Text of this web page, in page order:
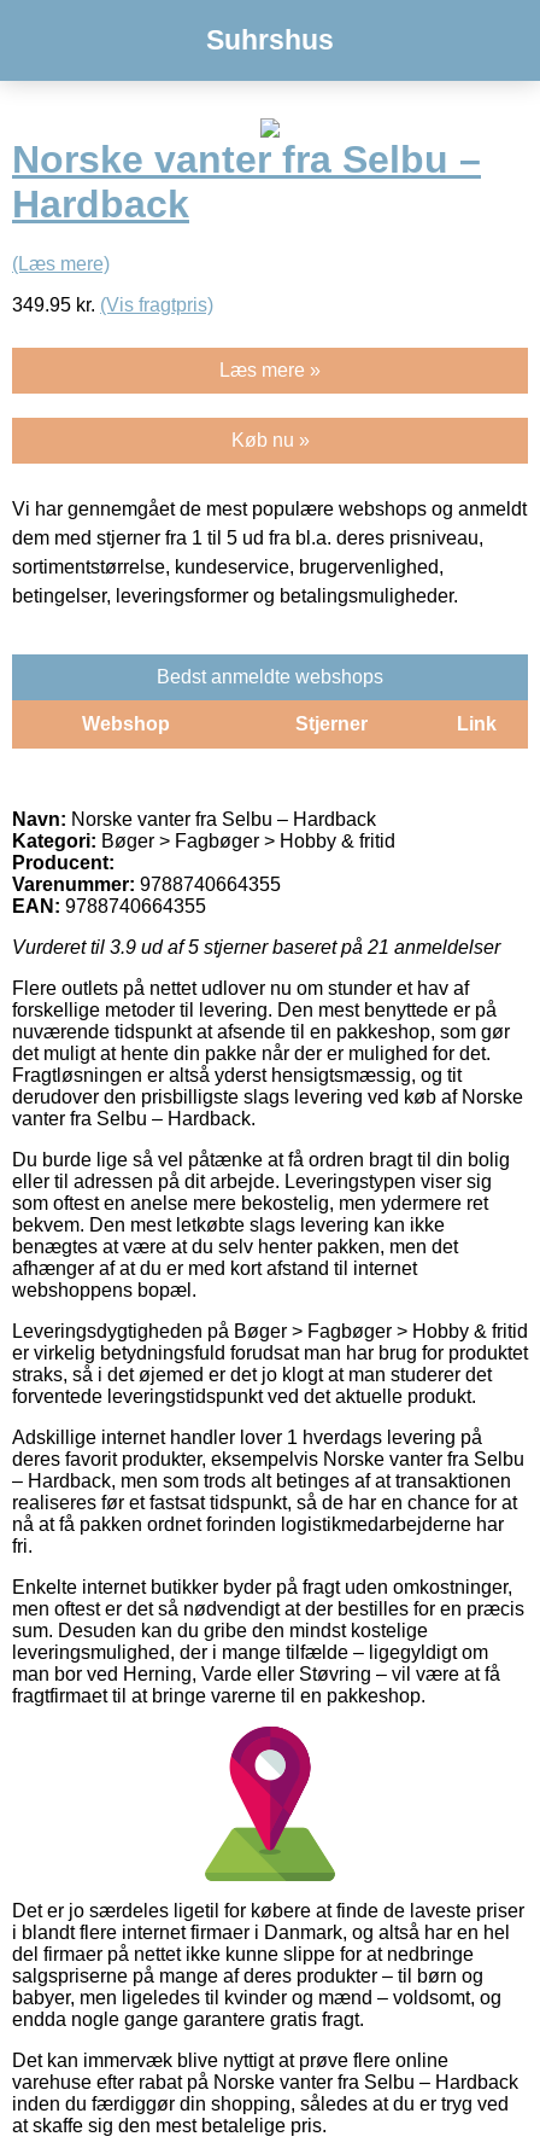
Suhrshus
Norske vanter fra Selbu –
Hardback
(Læs mere)
349.95 kr. (Vis fragtpris)
Læs mere »
Køb nu »
Vi har gennemgået de mest populære webshops og anmeldt
dem med stjerner fra 1 til 5 ud fra bl.a. deres prisniveau,
sortimentstørrelse, kundeservice, brugervenlighed,
betingelser, leveringsformer og betalingsmuligheder.
Bedst anmeldte webshops
Webshop Stjerner Link
Navn: Norske vanter fra Selbu – Hardback
Kategori: Bøger > Fagbøger > Hobby & fritid
Producent:
Varenummer: 9788740664355
EAN: 9788740664355
Vurderet til 3.9 ud af 5 stjerner baseret på 21 anmeldelser
Flere outlets på nettet udlover nu om stunder et hav af
forskellige metoder til levering. Den mest benyttede er på
nuværende tidspunkt at afsende til en pakkeshop, som gør
det muligt at hente din pakke når der er mulighed for det.
Fragtløsningen er altså yderst hensigtsmæssig, og tit
derudover den prisbilligste slags levering ved køb af Norske
vanter fra Selbu – Hardback.
Du burde lige så vel påtænke at få ordren bragt til din bolig
eller til adressen på dit arbejde. Leveringstypen viser sig
som oftest en anelse mere bekostelig, men ydermere ret
bekvem. Den mest letkøbte slags levering kan ikke
benægtes at være at du selv henter pakken, men det
afhænger af at du er med kort afstand til internet
webshoppens bopæl.
Leveringsdygtigheden på Bøger > Fagbøger > Hobby & fritid
er virkelig betydningsfuld forudsat man har brug for produktet
straks, så i det øjemed er det jo klogt at man studerer det
forventede leveringstidspunkt ved det aktuelle produkt.
Adskillige internet handler lover 1 hverdags levering på
deres favorit produkter, eksempelvis Norske vanter fra Selbu
– Hardback, men som trods alt betinges af at transaktionen
realiseres før et fastsat tidspunkt, så de har en chance for at
nå at få pakken ordnet forinden logistikmedarbejderne har
fri.
Enkelte internet butikker byder på fragt uden omkostninger,
men oftest er det så nødvendigt at der bestilles for en præcis
sum. Desuden kan du gribe den mindst kostelige
leveringsmulighed, der i mange tilfælde – ligegyldigt om
man bor ved Herning, Varde eller Støvring – vil være at få
fragtfirmaet til at bringe varerne til en pakkeshop.
Det er jo særdeles ligetil for købere at finde de laveste priser
i blandt flere internet firmaer i Danmark, og altså har en hel
del firmaer på nettet ikke kunne slippe for at nedbringe
salgspriserne på mange af deres produkter – til børn og
babyer, men ligeledes til kvinder og mænd – voldsomt, og
endda nogle gange garantere gratis fragt.
Det kan immervæk blive nyttigt at prøve flere online
varehuse efter rabat på Norske vanter fra Selbu – Hardback
inden du færdiggør din shopping, således at du er tryg ved
at skaffe sig den mest betalelige pris.